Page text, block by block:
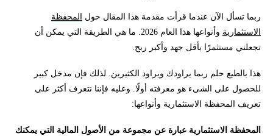
مقارنة بين أنواع مدراء المحافظ الإضافية في 2026
تحتاج لاستشارة لمعرفة كيفية التعامل مع المحافظ والاستثمار فيها؟
ربما تسأل الآن عندما قرأت مقدمة هذا المقال حول المحفظة
الاستثمارية
وأنواعها هذا العام 2026. ما هي الطريقة التي يمكن أن
تجعلني مستثمرًا بأقل جهد وأكبر ربح.
هذا بالطبع حلم ربما يراودك ويراود الكثيرين. لذلك فإن مدخل كبير
للحصول على الشىء هو معرفته أولًا. وعليه فإننا نتعرف أكثر على
تعريف المحفظة الاستثمارية وأنواعها:
المحفظة الاستثمارية عبارة عن مجموعة من الأصول المالية التي يمكنك